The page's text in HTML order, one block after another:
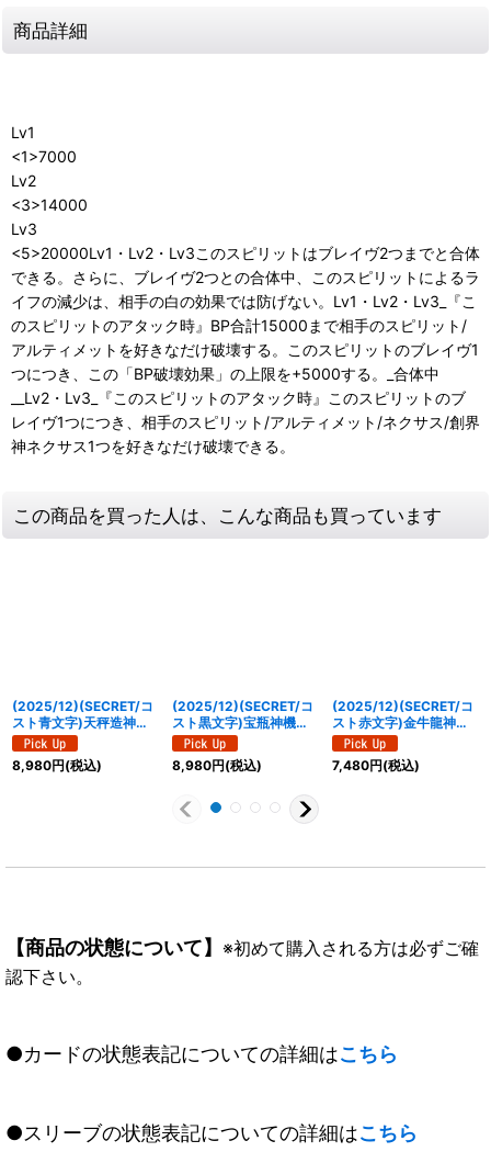
商品詳細
Lv1
<1>7000
Lv2
<3>14000
Lv3
<5>20000Lv1・Lv2・Lv3このスピリットはブレイヴ2つまでと合体
できる。さらに、ブレイヴ2つとの合体中、このスピリットによるラ
イフの減少は、相手の白の効果では防げない。Lv1・Lv2・Lv3_『こ
のスピリットのアタック時』BP合計15000まで相手のスピリット/
アルティメットを好きなだけ破壊する。このスピリットのブレイヴ1
つにつき、この「BP破壊効果」の上限を+5000する。_合体中
__Lv2・Lv3_『このスピリットのアタック時』このスピリットのブ
レイヴ1つにつき、相手のスピリット/アルティメット/ネクサス/創界
神ネクサス1つを好きなだけ破壊できる。
この商品を買った人は、こんな商品も買っています
(2025/12)(SECRET/コ
スト青文字)天秤造神リ
ブラ・ゴレムXV【XV-
SEC】{BSC49-XV12}
《青》
8,980円(税込)
(2025/12)(SECRET/コ
スト黒文字)宝瓶神機ア
クア・エリシオン
XV【XV-SEC】
{BSC49-XV07}《白》
8,980円(税込)
(2025/12)(SECRET/コ
スト赤文字)金牛龍神ド
ラゴニック・タウラス
XV【XV-SEC】
{BSC49-XV01}《赤》
7,480円(税込)
【商品の状態について】 ※初めて購入される方は必ずご確
認下さい。
●カードの状態表記についての詳細はこちら
●スリーブの状態表記についての詳細はこちら